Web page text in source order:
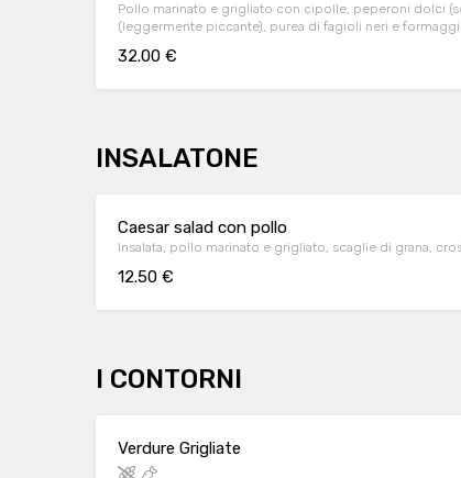
Pollo marinato e grigliato con cipolle, peperoni dolci
(leggermente piccante), purea di fagioli neri e
32.00 €
INSALATONE
Caesar salad con pollo
Insalata, pollo marinato e grigliato, scaglie di grana,
12.50 €
I CONTORNI
Verdure Grigliate